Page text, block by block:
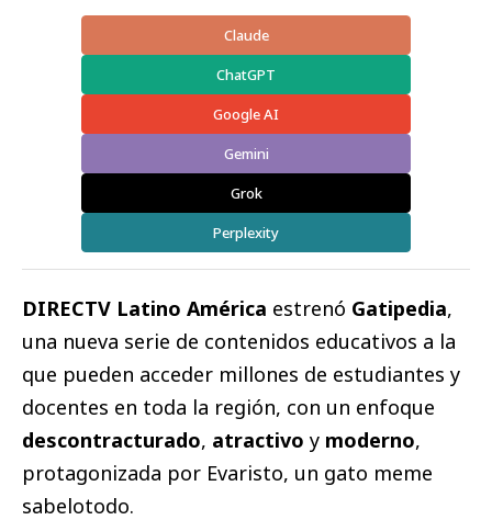
Claude
ChatGPT
Google AI
Gemini
Grok
Perplexity
DIRECTV Latino América estrenó Gatipedia,
una nueva serie de contenidos educativos a la
que pueden acceder millones de estudiantes y
docentes en toda la región, con un enfoque
descontracturado, atractivo y moderno,
protagonizada por Evaristo, un gato meme
sabelotodo.